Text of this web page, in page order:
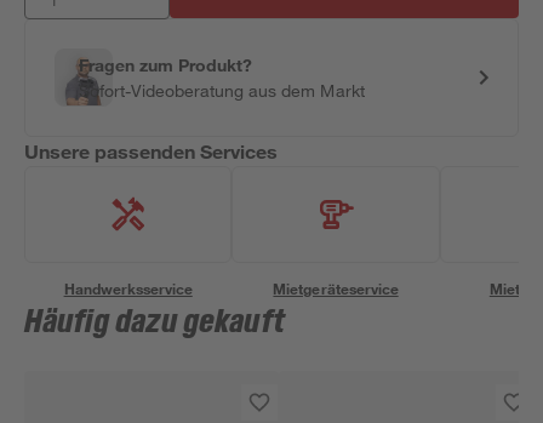
Fragen zum Produkt?
Sofort-Videoberatung aus dem Markt
Unsere passenden Services
Handwerksservice Mietgeräteservice
Häufig dazu gekauft